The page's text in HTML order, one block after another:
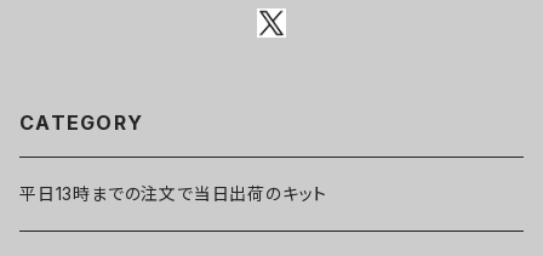
CATEGORY
平日13時までの注文で当日出荷のキット